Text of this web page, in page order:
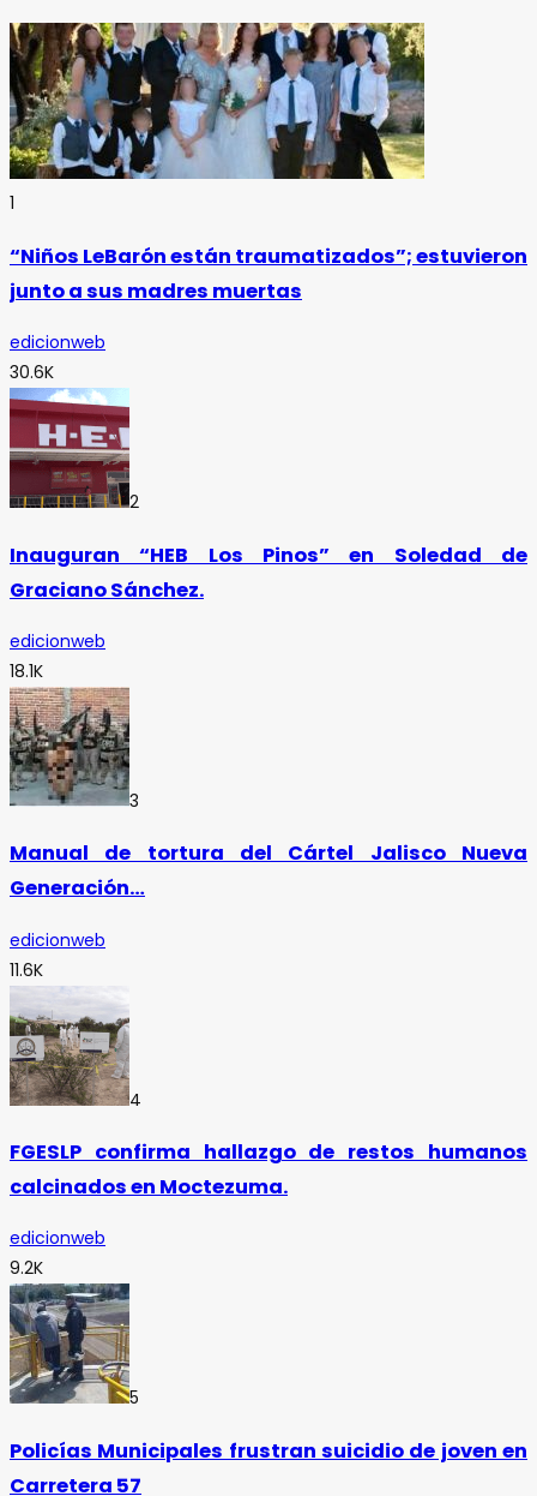
1
“Niños LeBarón están traumatizados”; estuvieron
junto a sus madres muertas
edicionweb
30.6K
2
Inauguran “HEB Los Pinos” en Soledad de
Graciano Sánchez.
edicionweb
18.1K
3
Manual de tortura del Cártel Jalisco Nueva
Generación…
edicionweb
11.6K
4
FGESLP confirma hallazgo de restos humanos
calcinados en Moctezuma.
edicionweb
9.2K
5
Policías Municipales frustran suicidio de joven en
Carretera 57